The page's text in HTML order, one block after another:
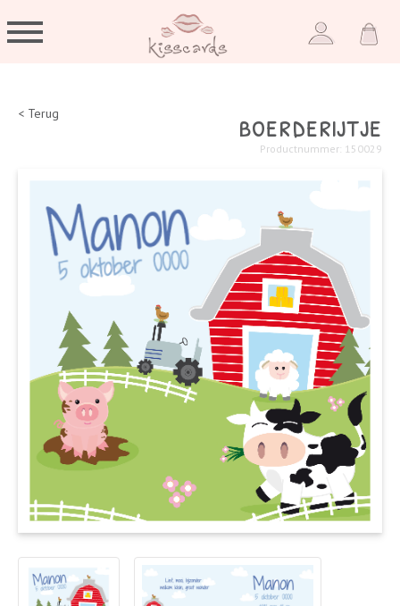
< Terug boerderijtje
Productnummer: 150029